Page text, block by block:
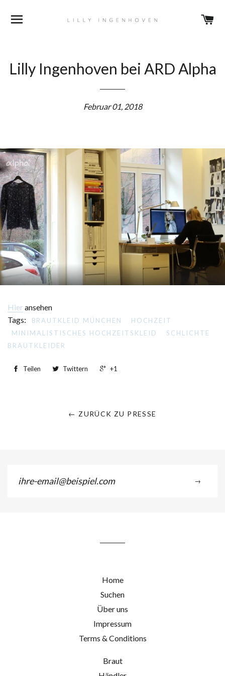
Lilly Ingenhoven bei ARD Alpha
Februar 01, 2018
Hieransehen
Tags:
BRAUTKLEID MÜNCHEN
HOCHZEIT
MINIMALISTISCHES HOCHZEITSKLEID
SCHLICHTE
BRAUTKLEIDER
Teilen Twittern +1
← ZURÜCK ZU PRESSE
ihre-
email@beispiel.com
→
Home
Suchen
Über uns
Impressum
Terms & Conditions
Braut